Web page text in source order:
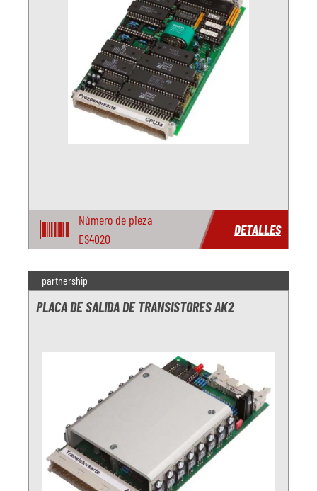
Número de pieza
ES4020
DETALLES
partnership
PLACA DE SALIDA DE TRANSISTORES AK2